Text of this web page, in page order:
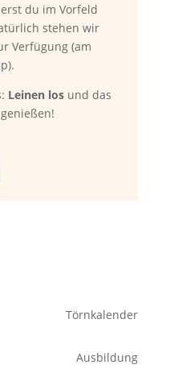
du im Vorfeld
stehen wir
Verfügung (am
Leinen losund das
Törnkalender
Ausbildung